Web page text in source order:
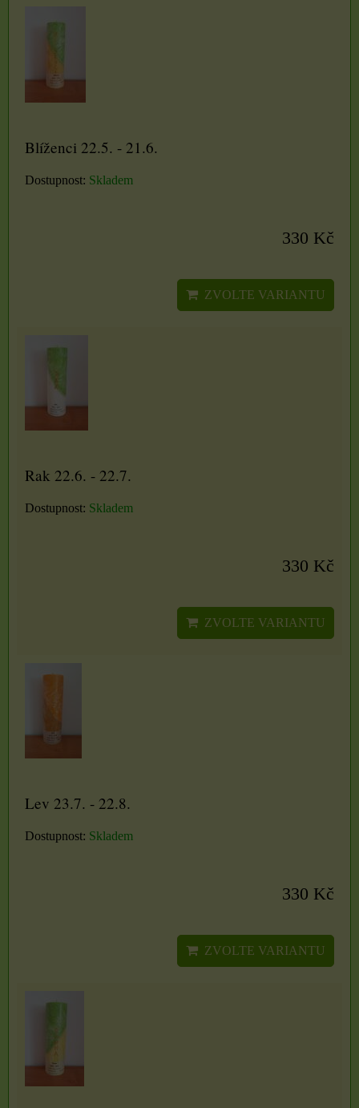
Blíženci 22.5. - 21.6.
Dostupnost: Skladem
330 Kč
ZVOLTE VARIANTU
Rak 22.6. - 22.7.
Dostupnost: Skladem
330 Kč
ZVOLTE VARIANTU
Lev 23.7. - 22.8.
Dostupnost: Skladem
330 Kč
ZVOLTE VARIANTU